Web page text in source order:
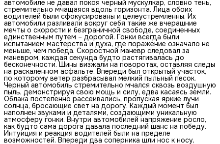
автомобиле не давал покоя черный мускулкар, словно тень,
стремительно мчащаяся вдоль горизонта. Лица обоих
водителей были сфокусированы и целеустремленны. Их
автомобили разливали вокруг себя такие же вчерашние
мечты о скорости и безграничной свободе, соединенных
единственным путем – дорогой. Гонки всегда были
испытанием мастерства и духа, где поражение означало не
меньше, чем победа. Скоростной маневр следовал за
маневром, каждая секунда будто растягивалась до
бесконечности. Шины визжали на поворотах, оставляя следы
на раскаленном асфальте. Впереди был открытый участок,
по которому ветер разбрасывал мелкий пыльный песок.
Черный автомобиль стремительно мчался сквозь воздушную
пыль, демонстрируя свою мощь и силу, едва касаясь земли.
Облака постепенно рассеивались, пропуская яркие лучи
солнца, бросающие свет на дорогу. Каждый момент был
наполнен звуками и деталями, создающими уникальную
атмосферу гонки. Внутри автомобилей напряжение росло,
как будто сама дорога давала последний шанс на победу.
Интуиция и реакция водителей были на пределе
возможностей. Впереди два соперника шли нос к носу,